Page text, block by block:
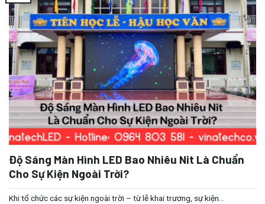
Độ Sáng Màn Hình LED Bao Nhiêu Nit Là Chuẩn
Cho Sự Kiện Ngoài Trời?
Khi tổ chức các sự kiện ngoài trời – từ lễ khai trương, sự kiện...